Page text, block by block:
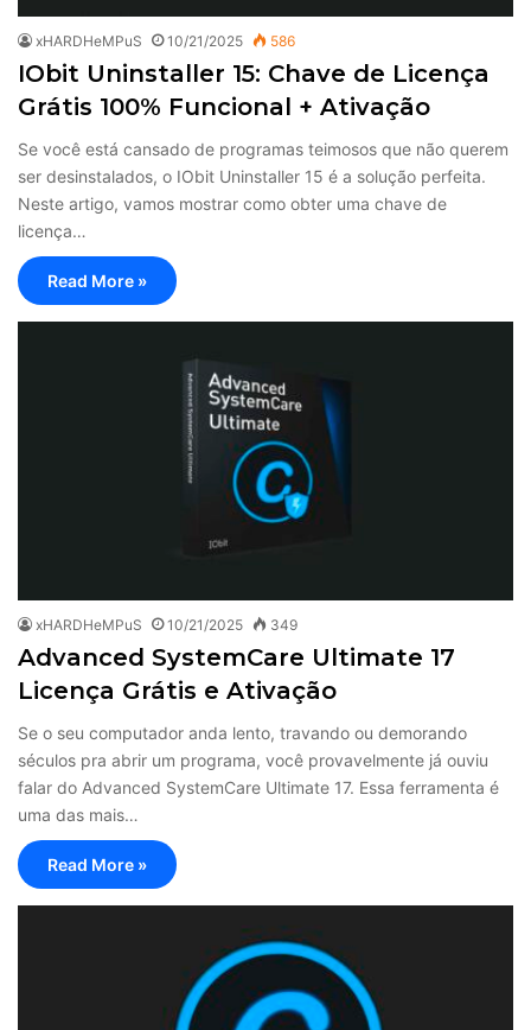
xHARDHeMPuS 10/21/2025 586
IObit Uninstaller 15: Chave de Licença
Grátis 100% Funcional + Ativação
Se você está cansado de programas teimosos que não querem
ser desinstalados, o IObit Uninstaller 15 é a solução perfeita.
Neste artigo, vamos mostrar como obter uma chave de
licença…
Read More »
xHARDHeMPuS 10/21/2025 349
Advanced SystemCare Ultimate 17
Licença Grátis e Ativação
Se o seu computador anda lento, travando ou demorando
séculos pra abrir um programa, você provavelmente já ouviu
falar do Advanced SystemCare Ultimate 17. Essa ferramenta é
uma das mais…
Read More »